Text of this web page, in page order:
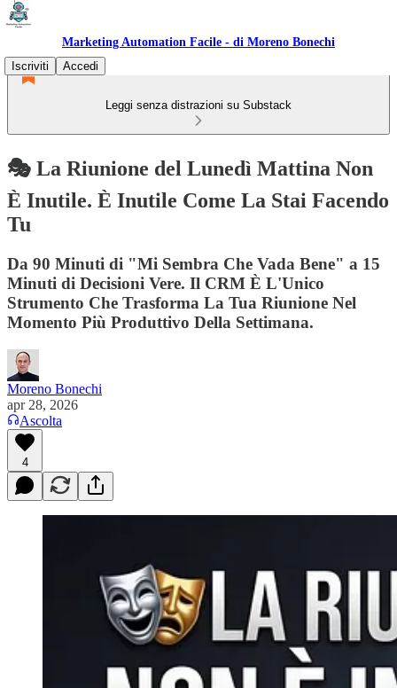
Marketing Automation Facile - di Moreno Bonechi
Iscriviti
Accedi
Leggi senza distrazioni su Substack
🎭 La Riunione del Lunedì Mattina Non
È Inutile. È Inutile Come La Stai Facendo
Tu
Da 90 Minuti di "Mi Sembra Che Vada Bene" a 15
Minuti di Decisioni Vere. Il CRM È L'Unico
Strumento Che Trasforma La Tua Riunione Nel
Momento Più Produttivo Della Settimana.
Moreno Bonechi
apr 28, 2026
Ascolta
4